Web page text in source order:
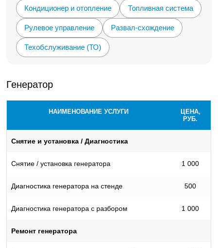
Кондиционер и отопление Топливная система
Рулевое управление Развал-схождение
Техобслуживание (ТО)
Генератор
НАИМЕНОВАНИЕ УСЛУГИ
ЦЕНА,
РУБ.
Снятие и установка / Диагностика
Снятие / установка генератора 1 000
Диагностика генератора на стенде 500
Диагностика генератора с разбором 1 000
Ремонт генератора